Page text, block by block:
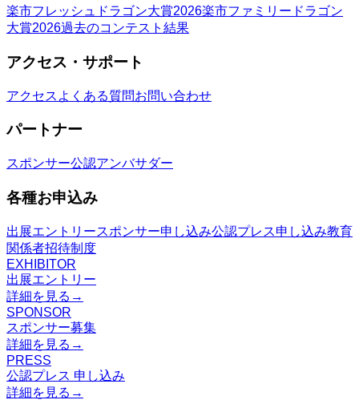
楽市フレッシュドラゴン大賞2026楽市ファミリードラゴン
大賞2026過去のコンテスト結果
アクセス・サポート
アクセス よくある質問お問い合わせ
パートナー
スポンサー公認アンバサダー
各種お申込み
出展エントリースポンサー申し込み公認プレス申し込み教育
関係者招待制度
EXHIBITOR
出展エントリー
詳細を見る →
SPONSOR
スポンサー募集
詳細を見る →
PRESS
公認プレス 申し込み
詳細を見る →